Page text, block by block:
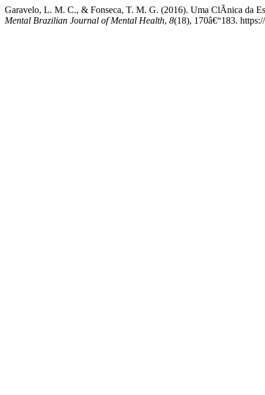
Garavelo, L. M. C., & Fonseca, T. M. G. (2016). Uma ClÃ­nica da
Mental Brazilian Journal of Mental Health, 8(18), 170â€“183.